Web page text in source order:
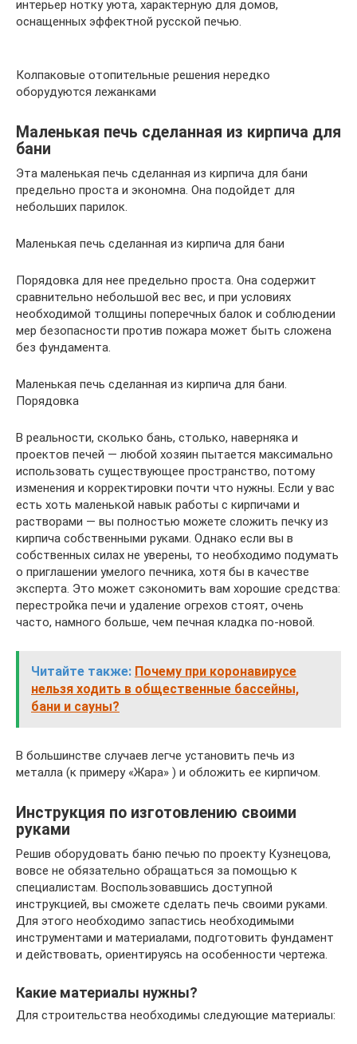
интерьер нотку уюта, характерную для домов,
оснащенных эффектной русской печью.
Колпаковые отопительные решения нередко
оборудуются лежанками
Маленькая печь сделанная из кирпича для
бани
Эта маленькая печь сделанная из кирпича для бани
предельно проста и экономна. Она подойдет для
небольших парилок.
Маленькая печь сделанная из кирпича для бани
Порядовка для нее предельно проста. Она содержит
сравнительно небольшой вес вес, и при условиях
необходимой толщины поперечных балок и соблюдении
мер безопасности против пожара может быть сложена
без фундамента.
Маленькая печь сделанная из кирпича для бани.
Порядовка
В реальности, сколько бань, столько, наверняка и
проектов печей — любой хозяин пытается максимально
использовать существующее пространство, потому
изменения и корректировки почти что нужны. Если у вас
есть хоть маленькой навык работы с кирпичами и
растворами — вы полностью можете сложить печку из
кирпича собственными руками. Однако если вы в
собственных силах не уверены, то необходимо подумать
о приглашении умелого печника, хотя бы в качестве
эксперта. Это может сэкономить вам хорошие средства:
перестройка печи и удаление огрехов стоят, очень
часто, намного больше, чем печная кладка по-новой.
Читайте также: Почему при коронавирусе
нельзя ходить в общественные бассейны,
бани и сауны?
В большинстве случаев легче установить печь из
металла (к примеру «Жара» ) и обложить ее кирпичом.
Инструкция по изготовлению своими
руками
Решив оборудовать баню печью по проекту Кузнецова,
вовсе не обязательно обращаться за помощью к
специалистам. Воспользовавшись доступной
инструкцией, вы сможете сделать печь своими руками.
Для этого необходимо запастись необходимыми
инструментами и материалами, подготовить фундамент
и действовать, ориентируясь на особенности чертежа.
Какие материалы нужны?
Для строительства необходимы следующие материалы: